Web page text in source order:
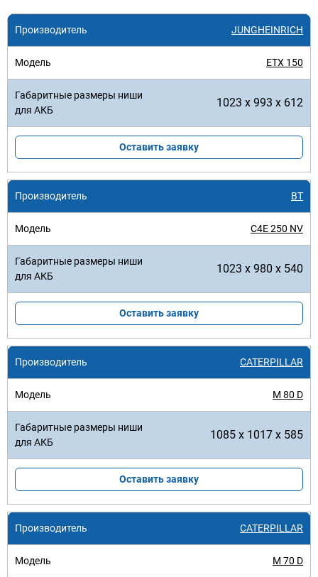
JUNGHEINRICH
ETX 150
1023 x 993 x 612
Оставить заявку
BT
C4E 250 NV
1023 x 980 x 540
Оставить заявку
CATERPILLAR
M 80 D
1085 x 1017 x 585
Оставить заявку
CATERPILLAR
M 70 D